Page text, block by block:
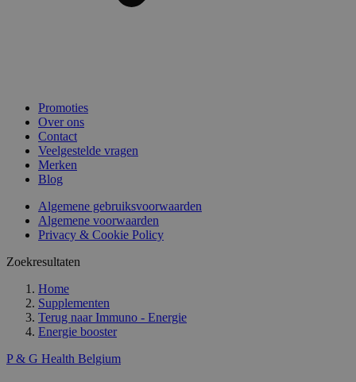
Promoties
Over ons
Contact
Veelgestelde vragen
Merken
Blog
Algemene gebruiksvoorwaarden
Algemene voorwaarden
Privacy & Cookie Policy
Zoekresultaten
Home
Supplementen
Terug naar Immuno - Energie
Energie booster
P & G Health Belgium